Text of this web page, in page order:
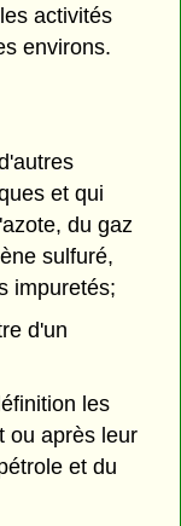
activités
environs.
et qui
du gaz
sulfuré,
impuretés;
d'un
les
ou après leur
et du